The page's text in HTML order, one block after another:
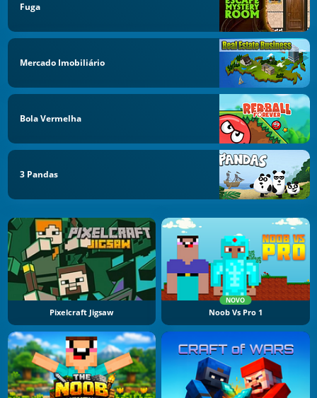
Fuga
Mercado Imobiliário
Bola Vermelha
3 Pandas
Pixelcraft Jigsaw
NOVO
Noob Vs Pro 1